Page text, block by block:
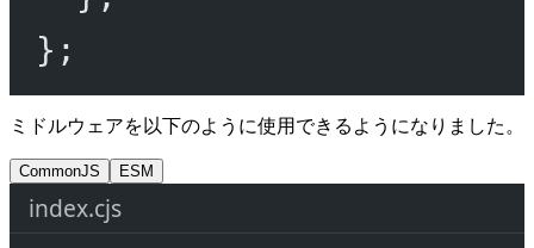
};
ミドルウェアを以下のように使用できるようになりました。
CommonJS ESM
index.cjs